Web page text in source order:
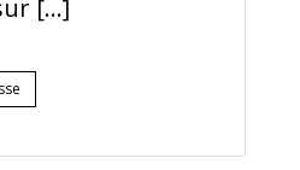
[…]